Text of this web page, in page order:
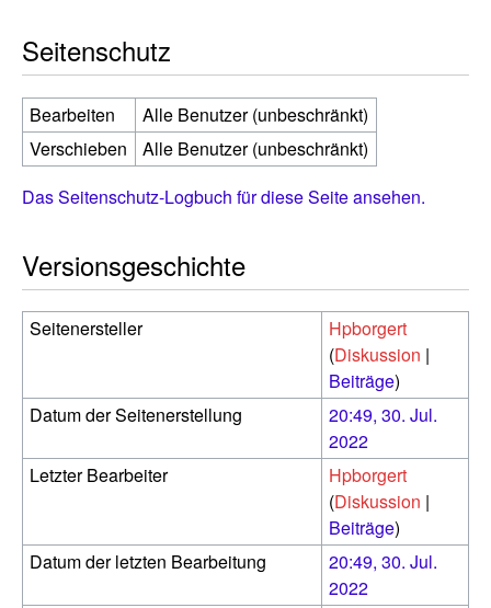
Seitenschutz
Bearbeiten
Alle Benutzer (unbeschränkt)
Verschieben
Alle Benutzer (unbeschränkt)
Das Seitenschutz-Logbuch für diese Seite ansehen.
Versionsgeschichte
Seitenersteller
Hpborgert
(Diskussion |
Beiträge)
Datum der Seitenerstellung
20:49, 30. Jul.
2022
Letzter Bearbeiter
Hpborgert
(Diskussion |
Beiträge)
Datum der letzten Bearbeitung
20:49, 30. Jul.
2022